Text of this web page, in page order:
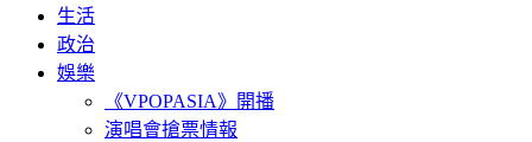
生活
政治
娛樂
《VPOPASIA》開播
演唱會搶票情報